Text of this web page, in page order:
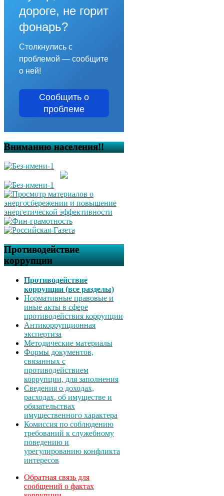
дороге, не горит
фонарь?
Столкнулись с
проблемой — сообщите
о ней!
Сообщить о
проблеме
Вниманию населения!!
Противодействие
коррупции
Противодействие
коррупции (все разделы)
Нормативные правовые и
иные акты в сфере
противодействия коррупции
Антикоррупционная
экспертиза
Методические материалы
Формы документов,
связанных с
противодействием
коррупции, для заполнения
Сведения о доходах,
расходах, об имуществе и
обязательствах
имущественного характера
Комиссия по соблюдению
требований к служебному
поведению и
урегулированию конфликта
интересов
Обратная связь для
сообщений о фактах